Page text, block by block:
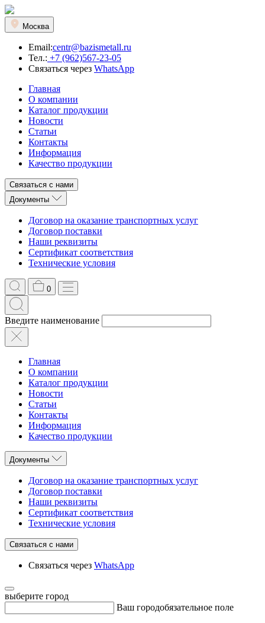
Москва
Email:centr@bazismetall.ru
Тел.: +7 (962)567-23-05
Связаться через WhatsApp
Главная
О компании
Каталог продукции
Новости
Статьи
Контакты
Информация
Качество продукции
Связаться с нами
Документы
Договор на оказание транспортных услуг
Договор поставки
Наши реквизиты
Сертификат соответствия
Технические условия
0
Введите наименование
Главная
О компании
Каталог продукции
Новости
Статьи
Контакты
Информация
Качество продукции
Документы
Договор на оказание транспортных услуг
Договор поставки
Наши реквизиты
Сертификат соответствия
Технические условия
Связаться с нами
Связаться через WhatsApp
выберите город
Ваш городобязательное поле